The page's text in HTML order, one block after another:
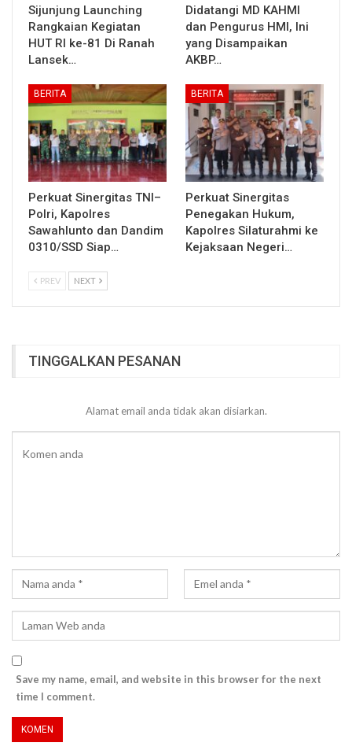
Sijunjung Launching
Rangkaian Kegiatan
HUT RI ke-81 Di Ranah
Lansek…
Didatangi MD KAHMI
dan Pengurus HMI, Ini
yang Disampaikan
AKBP…
BERITA
Perkuat Sinergitas TNI–
Polri, Kapolres
Sawahlunto dan Dandim
0310/SSD Siap…
BERITA
Perkuat Sinergitas
Penegakan Hukum,
Kapolres Silaturahmi ke
Kejaksaan Negeri…
PREV NEXT
TINGGALKAN PESANAN
Alamat email anda tidak akan disiarkan.
Save my name, email, and website in this browser for the next
time I comment.